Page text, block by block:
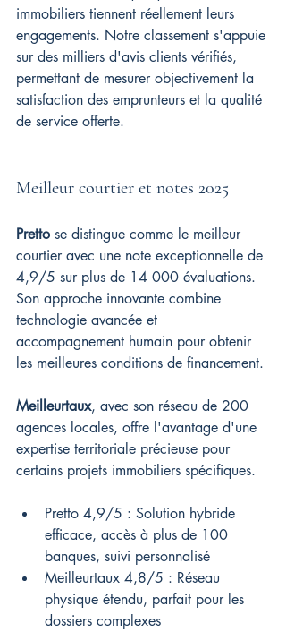
immobiliers tiennent réellement leurs
engagements. Notre classement s'appuie
sur des milliers d'avis clients vérifiés,
permettant de mesurer objectivement la
satisfaction des emprunteurs et la qualité
de service offerte.
Meilleur courtier et notes 2025
Pretto se distingue comme le meilleur
courtier avec une note exceptionnelle de
4,9/5 sur plus de 14 000 évaluations.
Son approche innovante combine
technologie avancée et
accompagnement humain pour obtenir
les meilleures conditions de financement.
Meilleurtaux, avec son réseau de 200
agences locales, offre l'avantage d'une
expertise territoriale précieuse pour
certains projets immobiliers spécifiques.
Pretto 4,9/5 : Solution hybride
efficace, accès à plus de 100
banques, suivi personnalisé
Meilleurtaux 4,8/5 : Réseau
physique étendu, parfait pour les
dossiers complexes